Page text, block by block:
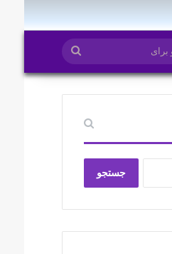
جستجو
برای
جستجو